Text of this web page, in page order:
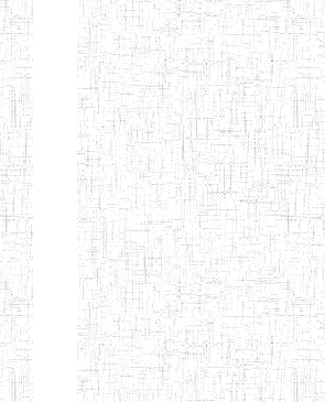
ENIEG
MODERNE
SAINTE MARIE
04/
ENIEG PRIVEE
BILINGUE LES
BOSONS
04/
ENIEG BILINGUE
LE NORMALIEN
CITOYEN
01/